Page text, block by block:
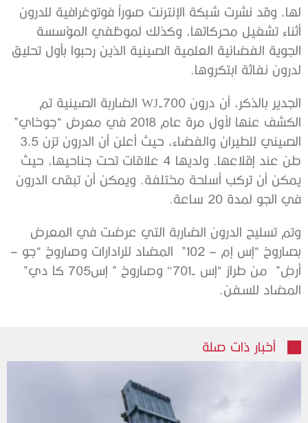
لها، وقد نشرت شبكة الإنترنت صوراً فوتوغرافية للدرون
أثناء تشغيل محركاتها، وكذلك لموظفي المؤسسة
الجوية الفضائية العلمية الصينية الذين رحبوا بأول تحليق
لدرون نفاثة ابتكروها.
الجدير بالذكر، أن درون WJ-700 الضاربة الصينية تم
الكشف عنها لأول مرة عام 2018 في معرض “جوخاي”
الصيني للطيران والفضاء، حيث أعلن أن الدرون تزن 3,5
طن عند إقلاعها. ولديها 4 علاقات تحت جناحيها، حيث
يمكن أن تركب أسلحة مختلفة. ويمكن أن تبقى الدرون
في الجو لمدة 20 ساعة.
وتم تسليح الدرون الضاربة التي عرضت في المعرض
بصاروخ “إس إم – 102”
المضاد للرادارات وصاروخ “جو –
أرض”
من طراز “إس -701″ وصاروخ ” إس705 كا دي”
المضاد للسفن.
أخبار ذات صلة